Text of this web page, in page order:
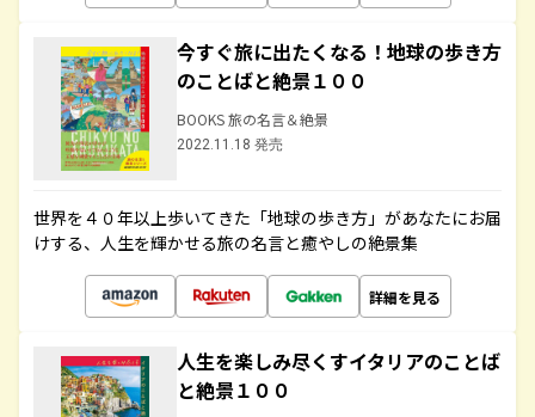
今すぐ旅に出たくなる！地球の歩き方
のことばと絶景１００
BOOKS 旅の名言＆絶景
2022.11.18 発売
世界を４０年以上歩いてきた「地球の歩き方」があなたにお届
けする、人生を輝かせる旅の名言と癒やしの絶景集
詳細を見る
人生を楽しみ尽くすイタリアのことば
と絶景１００